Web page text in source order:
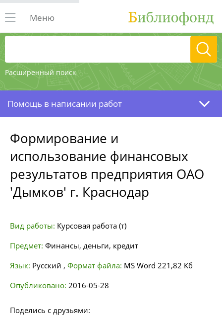
Расширенный поиск
Меню
Помощь в написании работ
Формирование и
использование финансовых
результатов предприятия ОАО
'Дымков' г. Краснодар
Вид работы: Курсовая работа (т)
Предмет: Финансы, деньги, кредит
Язык: Русский , Формат файла: MS Word 221,82 Кб
Опубликовано: 2016-05-28
Поделись с друзьями: